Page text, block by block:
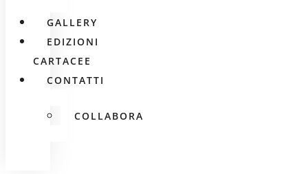
GALLERY
EDIZIONI
CARTACEE
CONTATTI
COLLABORA